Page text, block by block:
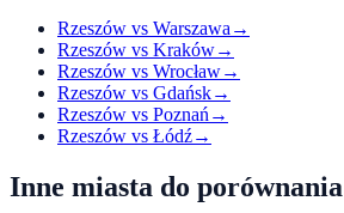
Rzeszów vs Warszawa→
Rzeszów vs Kraków→
Rzeszów vs Wrocław→
Rzeszów vs Gdańsk→
Rzeszów vs Poznań→
Rzeszów vs Łódź→
Inne miasta do porównania